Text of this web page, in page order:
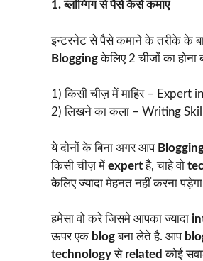
1. ब्लॉग्गिंग से पैसे कैसे कमाए
इन्टरनेट से पैसे कमाने के तरीके के
Bloggingकेलिए 2 चीजों का होना
1) किसी चीज़ में माहिर – Expert
2) लिखने का कला – Writing Skill
ये दोनों के बिना अगर आप
किसी चीज़ में expertहै, चाहे वो
केलिए ज्यादा मेहनत नहीं करना
हमेसा वो करे जिसमे आपका ज्यादा
ऊपर एक blogबना लेते है. आप
technologyसे related कोई